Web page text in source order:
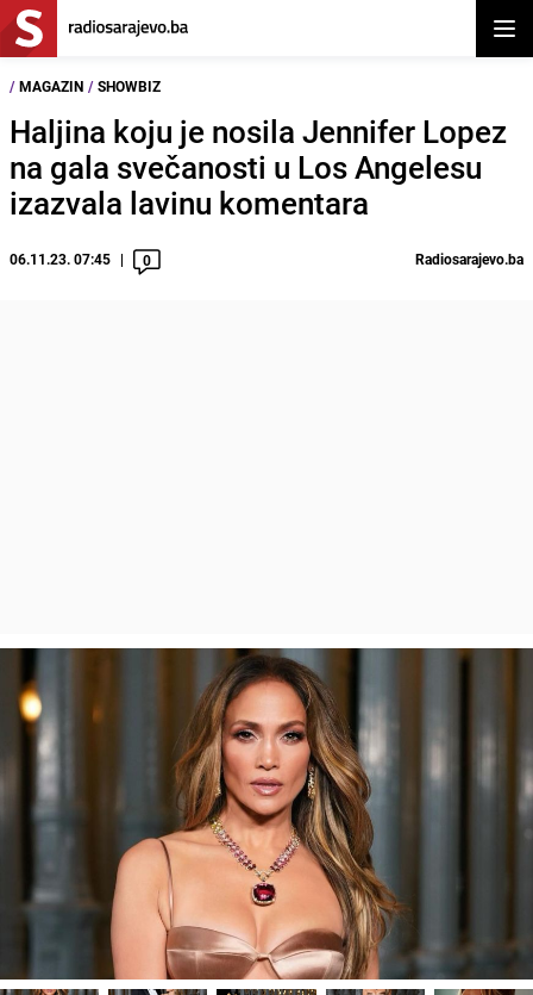
/ MAGAZIN / SHOWBIZ
Haljina koju je nosila Jennifer Lopez
na gala svečanosti u Los Angelesu
izazvala lavinu komentara
06.11.23. 07:45 0 Radiosarajevo.ba